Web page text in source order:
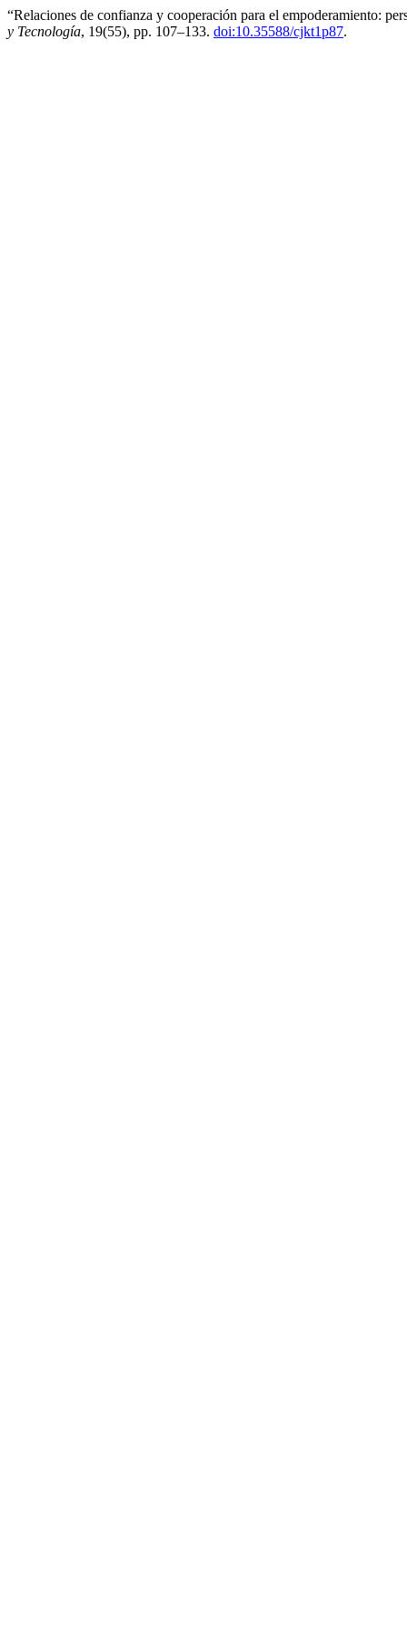
“Relaciones de confianza y cooperación para el empoderamiento:
y Tecnología, 19(55), pp. 107–133. doi:10.35588/cjkt1p87.